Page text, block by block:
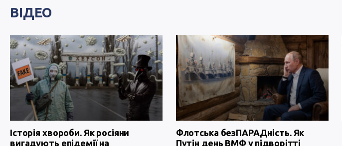
ВІДЕО
Історія хвороби. Як росіяни
вигадують епідемії на
Флотська безПАРАДність. Як
Путін день ВМФ у підворітті